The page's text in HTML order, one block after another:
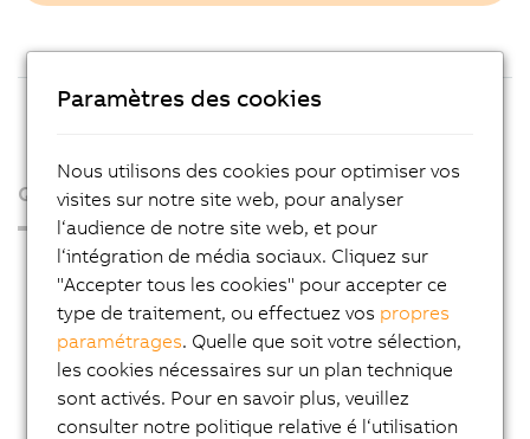
Qui sommes-nous ?
Espace presse
AutoMates
Service Email News
Carrière
Paramètres des cookies
Nous utilisons des cookies pour optimiser vos
visites sur notre site web, pour analyser
l‘audience de notre site web, et pour
l‘intégration de média sociaux. Cliquez sur
"Accepter tous les cookies" pour accepter ce
type de traitement, ou effectuez vos propres
paramétrages. Quelle que soit votre sélection,
les cookies nécessaires sur un plan technique
sont activés. Pour en savoir plus, veuillez
consulter notre politique relative é l‘utilisation